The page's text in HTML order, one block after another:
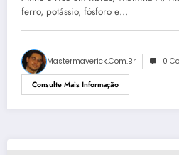
ferro, potássio, fósforo e…
Mastermaverick.com.br 0
Consulte Mais Informação